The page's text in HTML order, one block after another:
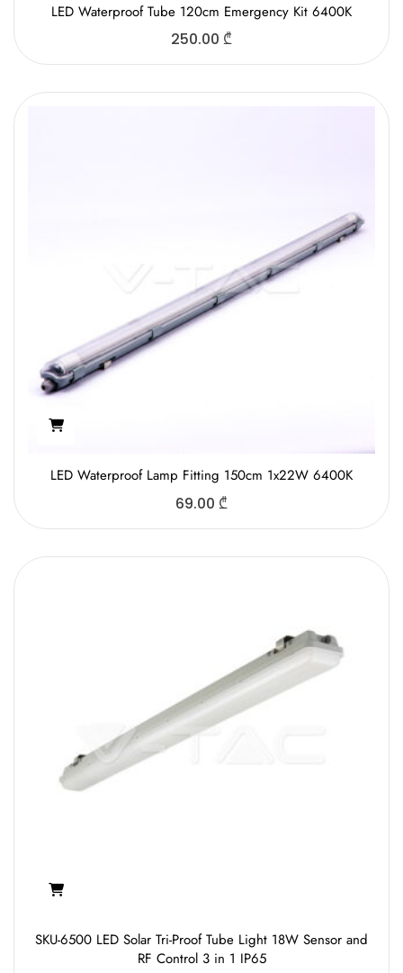
LED Waterproof Tube 120cm Emergency Kit 6400K
250.00 ₾
LED Waterproof Lamp Fitting 150cm 1x22W 6400K
69.00 ₾
SKU-6500 LED Solar Tri-Proof Tube Light 18W Sensor and
RF Control 3 in 1 IP65